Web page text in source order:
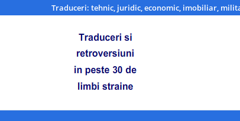
Traduceri: tehnic, juridic, economic, imobiliar,